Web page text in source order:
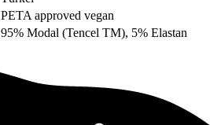
PETA approved vegan
95% Modal (Tencel TM), 5% Elastan